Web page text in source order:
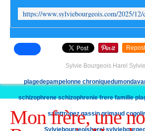
Repost
Sylvie Bourgeois Harel
plagedepampelonne
schizophrene schizophrenie frere famille
sainttropez gassin grimaud
Sylviebourgeoisharel
Mon frère, une